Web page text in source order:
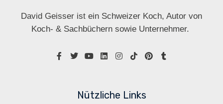
David Geisser ist ein Schweizer Koch, Autor von
Koch- & Sachbüchern sowie Unternehmer.
Nützliche Links